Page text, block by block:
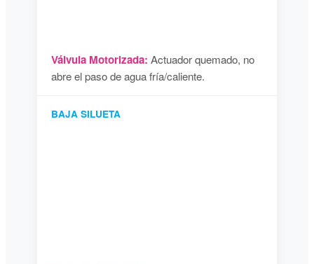
Válvula Motorizada: Actuador quemado, no
abre el paso de agua fría/caliente.
BAJA SILUETA